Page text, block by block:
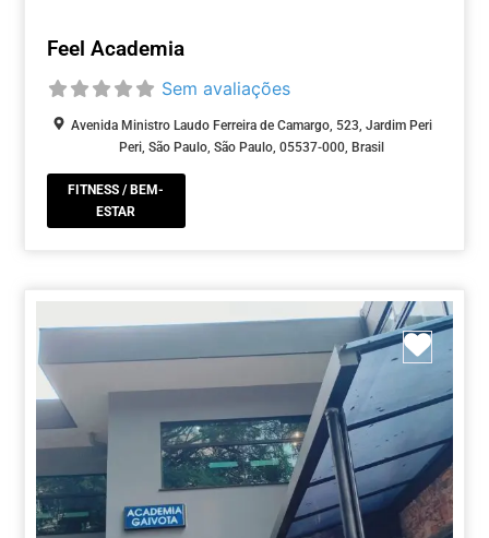
Feel Academia
Sem avaliações
Avenida Ministro Laudo Ferreira de Camargo, 523, Jardim Peri
Peri, São Paulo, São Paulo, 05537-000, Brasil
FITNESS / BEM-
ESTAR